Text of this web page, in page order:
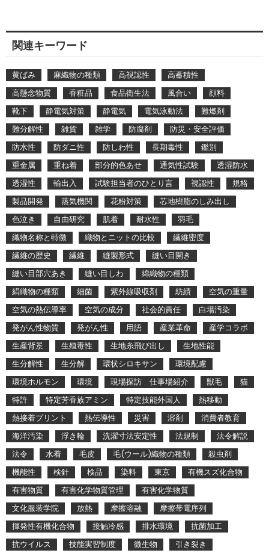
関連キーワード
黄ばみ 麻織物の種類 高視認性
高蓄積性
高懸念物質
香粧品 食品衛生法 風合い
顔料
靴下
静電気対策 静電気 電気泳動法
難燃剤
難分解性
雑貨 雑学 防腐剤
防災・安全評価
防水性
防ダニ性 防しわ性 長期毒性
鑑別
重金属
重ね着 部分的色あせ 通気性試験
透湿防水
透湿性
輸出入 試験担当者のひとり言 視認性
規格
製品開発
蒸気機関 花粉対策
芯地樹脂のしみ出し
色泣き
自由研究 肌着 耐水性
羽毛
織物名称と特徴
織物とニットの比較
繊維密度
繊維の歴史
繊維 縫製形式
縫い目開き
縫い目部穴あき
縫い目しわ
綿織物の種類
絹織物の種類
細菌 紫外線吸収剤 紡績
空気の重量
空気の熱伝導率
空気の成分 社会的責任
白場汚染
発がん性物質
発がん性 用語 産業革命
産学コラボ
生産背景
生殖毒性 生地糸飛び出し
生地性能
生分解性
生分解 環状シロキサン
環境配慮
環境ホルモン
環境 現場探訪 仕事場紹介 獣毛
猫
特許
特定芳香族アミン 特定技能外国人
熱移動
熱接着プリント
熱伝導性 災害 溶剤
消費者教育
海洋汚染
浮き輪 洗濯寸法安定性 法規制
法令解説
法令
水着 毛皮 毛(ウール)織物の種類
殺虫剤
機能性
検針 検品 染料 東京
有機スズ化合物
有害物質
有害化学物質管理
有害化学物質
文化服装学院
放熱 摩擦溶融
摩擦帯電序列
揮発性有機化合物
接触冷感 排水環境
抗菌加工
抗ウイルス
技能実習制度 微生物
引き裂き